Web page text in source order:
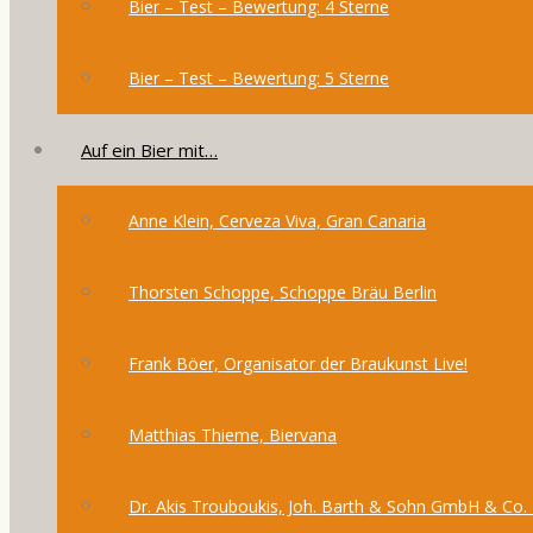
Bier – Test – Bewertung: 4 Sterne
Bier – Test – Bewertung: 5 Sterne
Auf ein Bier mit…
Anne Klein, Cerveza Viva, Gran Canaria
Thorsten Schoppe, Schoppe Bräu Berlin
Frank Böer, Organisator der Braukunst Live!
Matthias Thieme, Biervana
Dr. Akis Trouboukis, Joh. Barth & Sohn GmbH & Co.